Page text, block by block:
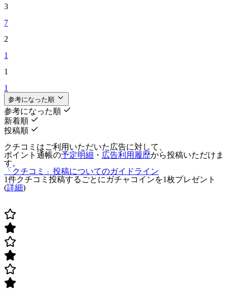
3
7
2
1
1
1
参考になった順
参考になった順
新着順
投稿順
クチコミはご利用いただいた広告に対して、
ポイント通帳の予定明細 ・ 広告利用履歴から投稿いただけま
す。
「クチコミ」投稿についてのガイドライン
1件クチコミ投稿するごとに ガチャコインを1枚プレゼント
(詳細)